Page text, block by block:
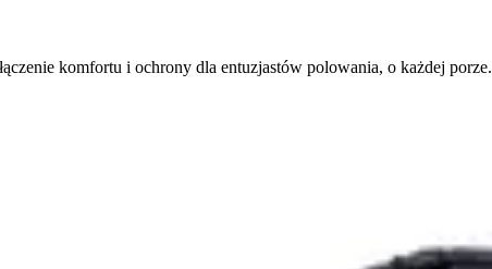
komfortu i ochrony dla entuzjastów polowania, o każdej porze.